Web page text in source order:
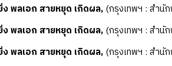
พลเอก สายหยุด เกิดผล,(กรุงเทพฯ : สำนั
พลเอก สายหยุด เกิดผล,(กรุงเทพฯ : สำนั
พลเอก สายหยุด เกิดผล,(กรุงเทพฯ : สำนั